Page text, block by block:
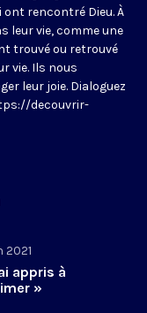
rencontré Dieu. À
leur vie, comme une
trouvé ou retrouvé
vie. Ils nous
leur joie. Dialoguez
decouvrir-
2021
appris à
»